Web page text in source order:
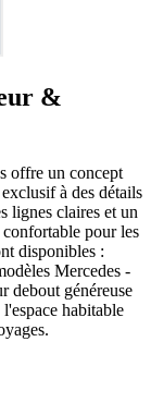
&
offre un concept
à des détails
lignes claires et un
pour les
disponibles :
Mercedes -
debout généreuse
habitable